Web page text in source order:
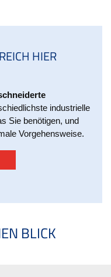
HIER
industrielle
Sie benötigen, und
Vorgehensweise.
BLICK